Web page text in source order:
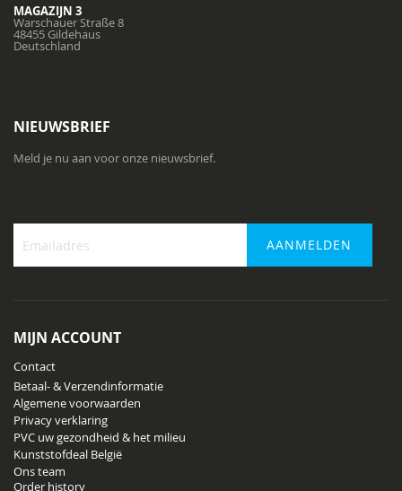
MAGAZIJN 3
Warschauer Straße 8
48455 Gildehaus
Deutschland
NIEUWSBRIEF
Meld je nu aan voor onze nieuwsbrief.
nieuwsbrief
AANMELDEN
MIJN ACCOUNT
Contact
Betaal- & Verzendinformatie
Algemene voorwaarden
Privacy verklaring
PVC uw gezondheid & het milieu
Kunststofdeal België
Ons team
Order history